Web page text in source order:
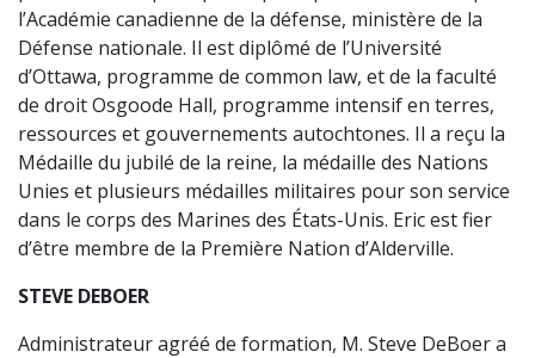
l’Académie canadienne de la défense, ministère de la
Défense nationale. Il est diplômé de l’Université
d’Ottawa, programme de common law, et de la faculté
de droit Osgoode Hall, programme intensif en terres,
ressources et gouvernements autochtones. Il a reçu la
Médaille du jubilé de la reine, la médaille des Nations
Unies et plusieurs médailles militaires pour son service
dans le corps des Marines des États-Unis. Eric est fier
d’être membre de la Première Nation d’Alderville.
STEVE DEBOER
Administrateur agréé de formation, M. Steve DeBoer a